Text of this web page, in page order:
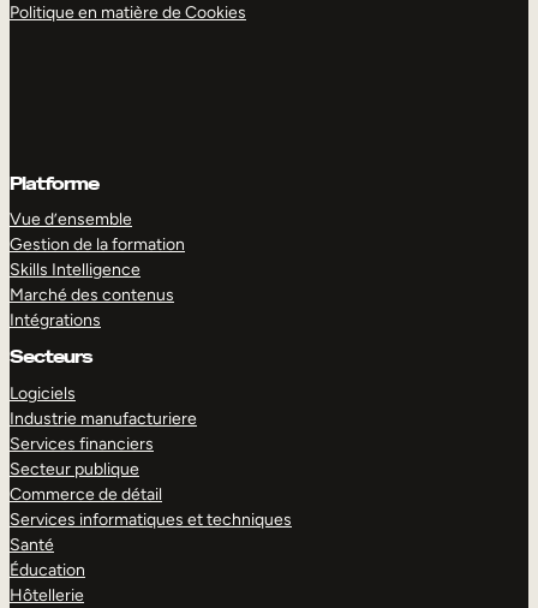
Politique en matière de Cookies
Platforme
Vue d’ensemble
Gestion de la formation
Skills Intelligence
Marché des contenus
Intégrations
Secteurs
Logiciels
Industrie manufacturiere
Services financiers
Secteur publique
Commerce de détail
Services informatiques et techniques
Santé
Éducation
Hôtellerie